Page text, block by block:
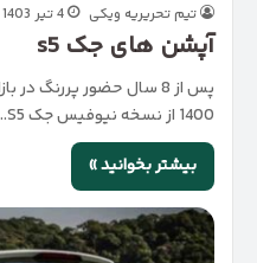
تیم تحریریه ویکی 4 تیر 1403
آپشن های جک s5
پس از 8 سال حضور پررنگ
1400 از نسخه نیوفیس جک S5…
بیشتر بخوانید »